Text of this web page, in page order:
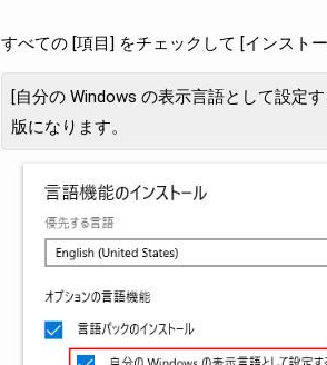
すべての [項目] をチェックして [インスト
[自分の Windows の表示言語として設定
版になります。